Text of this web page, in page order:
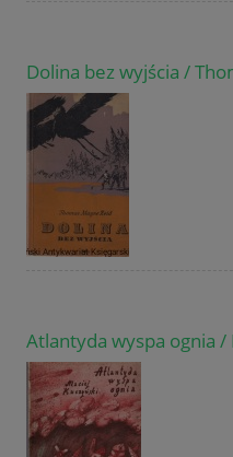
Dolina bez wyjścia /
Atlantyda wyspa ognia /